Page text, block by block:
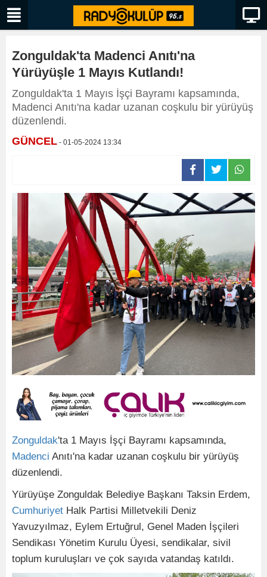
Zonguldak'ta Madenci Anıtı'na
Yürüyüşle 1 Mayıs Kutlandı!
Zonguldak'ta 1 Mayıs İşçi Bayramı kapsamında,
Madenci Anıtı'na kadar uzanan coşkulu bir yürüyüş
düzenlendi.
GÜNCEL - 01-05-2024 13:34
Zonguldak'ta 1 Mayıs İşçi Bayramı kapsamında,
Madenci Anıtı'na kadar uzanan coşkulu bir yürüyüş
düzenlendi.
Yürüyüşe Zonguldak Belediye Başkanı Taksin Erdem,
Cumhuriyet Halk Partisi Milletvekili Deniz
Yavuzyılmaz, Eylem Ertuğrul, Genel Maden İşçileri
Sendikası Yönetim Kurulu Üyesi, sendikalar, sivil
toplum kuruluşları ve çok sayıda vatandaş katıldı.